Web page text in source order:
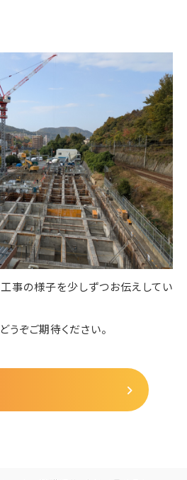
事の様子を少しずつお伝えしてい
ぞご期待ください。